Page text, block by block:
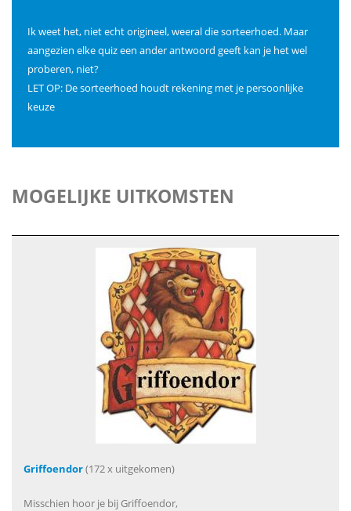
Ik weet het, niet echt origineel, weeral die sorteerhoed. Maar
aangezien elke quiz een ander antwoord geeft kan je het wel
proberen, niet?
LET OP: De sorteerhoed houdt rekening met je persoonlijke
keuze
MOGELIJKE UITKOMSTEN
Griffoendor(172 x uitgekomen)
Misschien hoor je bij Griffoendor,